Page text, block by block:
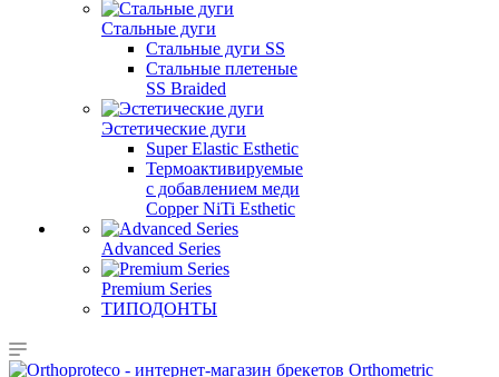
Стальные дуги
Стальные дуги SS
Стальные плетеные
SS Braided
Эстетические дуги
Super Elastic Esthetic
Термоактивируемые
с добавлением меди
Copper NiTi Esthetic
Advanced Series
Premium Series
ТИПОДОНТЫ